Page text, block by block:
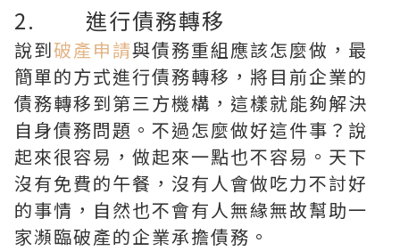
2. 進行債務轉移
說到破產申請與債務重組應該怎麼做，最
簡單的方式進行債務轉移，將目前企業的
債務轉移到第三方機構，這樣就能夠解決
自身債務問題。不過怎麼做好這件事？說
起來很容易，做起來一點也不容易。天下
沒有免費的午餐，沒有人會做吃力不討好
的事情，自然也不會有人無緣無故幫助一
家瀕臨破產的企業承擔債務。